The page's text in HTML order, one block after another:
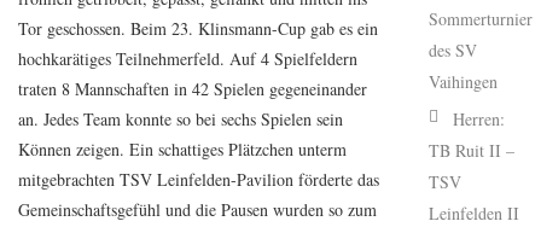
Tor geschossen. Beim 23. Klinsmann-Cup gab es ein
hochkarätiges Teilnehmerfeld. Auf 4 Spielfeldern
traten 8 Mannschaften in 42 Spielen gegeneinander
an. Jedes Team konnte so bei sechs Spielen sein
Können zeigen. Ein schattiges Plätzchen unterm
mitgebrachten TSV Leinfelden-Pavilion förderte das
Gemeinschaftsgefühl und die Pausen wurden so zum
Sommerturnier
des SV
Vaihingen
Herren:
TB Ruit II –
TSV
Leinfelden II